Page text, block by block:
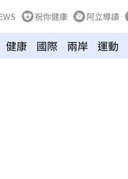
祝你健康 阿立導讀
健康 國際 兩岸 運動